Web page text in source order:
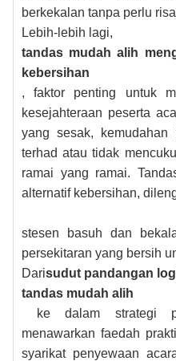
berkekalan tanpa perlu
Lebih-lebih lagi,
tandas mudah alih
kebersihan
, faktor penting untuk
kesejahteraan peserta
yang sesak, kemudahan
terhad atau tidak
ramai yang ramai.
alternatif kebersihan,
stesen basuh dan
persekitaran yang bersih
Darisudut pandangan
tandas mudah alih
ke dalam strategi
menawarkan faedah
syarikat penyewaan